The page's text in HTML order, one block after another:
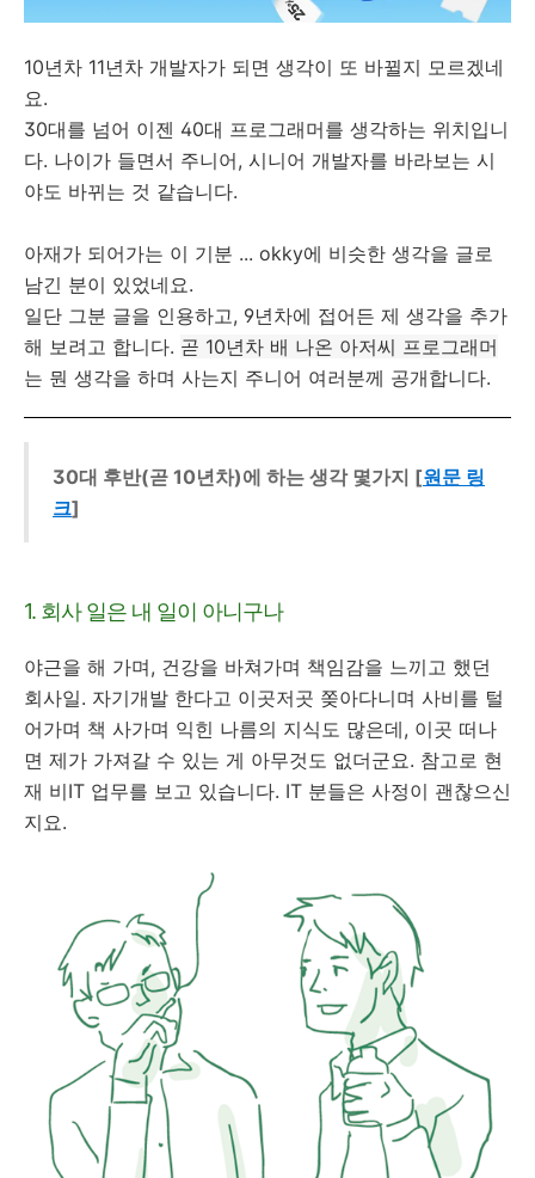
10년차 11년차 개발자가 되면 생각이 또 바뀔지 모르겠네
요.
30대를 넘어 이젠 40대 프로그래머를 생각하는 위치입니
다. 나이가 들면서 주니어, 시니어 개발자를 바라보는 시
야도 바뀌는 것 같습니다.
아재가 되어가는 이 기분 ... okky에 비슷한 생각을 글로
남긴 분이 있었네요.
일단 그분 글을 인용하고, 9년차에 접어든 제 생각을 추가
해 보려고 합니다. 곧 10년차 배 나온 아저씨 프로그래머
는 뭔 생각을 하며 사는지 주니어 여러분께 공개합니다.
30대 후반(곧 10년차)에 하는 생각 몇가지 [원문 링
크]
1. 회사 일은 내 일이 아니구나
야근을 해 가며, 건강을 바쳐가며 책임감을 느끼고 했던
회사일. 자기개발 한다고 이곳저곳 쫒아다니며 사비를 털
어가며 책 사가며 익힌 나름의 지식도 많은데, 이곳 떠나
면 제가 가져갈 수 있는 게 아무것도 없더군요. 참고로 현
재 비IT 업무를 보고 있습니다. IT 분들은 사정이 괜찮으신
지요.